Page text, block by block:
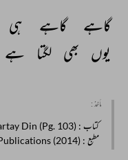
گاہے
گاہے ہی
یوں بھی لگتا ہے
مأخذ :
کتاب : Batain Kartay Din (Pg. 103)
مطبع : Sang-e-meel Publications (2014)